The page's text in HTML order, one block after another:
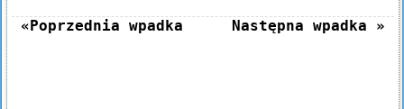
«Poprzednia wpadka Następna wpadka »